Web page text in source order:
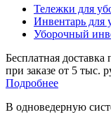
Тележки для
Инвентарь для
Уборочный
Бесплатная
при заказе от 5 тыс.
Подробнее
В одноведерную